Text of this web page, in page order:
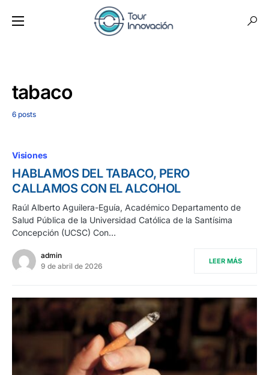
tabaco
6 posts
Visiones
HABLAMOS DEL TABACO, PERO
CALLAMOS CON EL ALCOHOL
Raúl Alberto Aguilera-Eguía, Académico Departamento de
Salud Pública de la Universidad Católica de la Santísima
Concepción (UCSC) Con…
admin
9 de abril de 2026
LEER MÁS